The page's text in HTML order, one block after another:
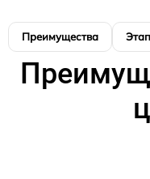
Преимущества